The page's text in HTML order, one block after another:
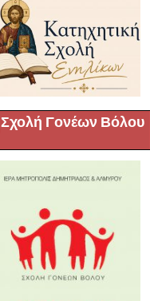
Σχολή Γονέων Βόλου